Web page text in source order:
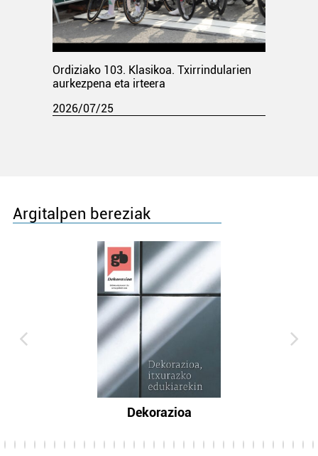
Ordiziako 103. Klasikoa. Txirrindularien
aurkezpena eta irteera
2026/07/25
Argitalpen bereziak
Dekorazioa